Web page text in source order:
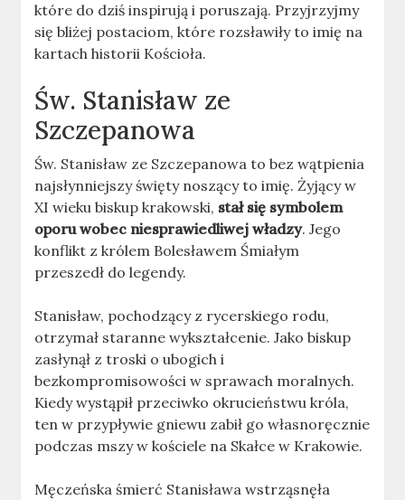
które do dziś inspirują i poruszają. Przyjrzyjmy
się bliżej postaciom, które rozsławiły to imię na
kartach historii Kościoła.
Św. Stanisław ze
Szczepanowa
Św. Stanisław ze Szczepanowa to bez wątpienia
najsłynniejszy święty noszący to imię. Żyjący w
XI wieku biskup krakowski, stał się symbolem
oporu wobec niesprawiedliwej władzy. Jego
konflikt z królem Bolesławem Śmiałym
przeszedł do legendy.
Stanisław, pochodzący z rycerskiego rodu,
otrzymał staranne wykształcenie. Jako biskup
zasłynął z troski o ubogich i
bezkompromisowości w sprawach moralnych.
Kiedy wystąpił przeciwko okrucieństwu króla,
ten w przypływie gniewu zabił go własnoręcznie
podczas mszy w kościele na Skałce w Krakowie.
Męczeńska śmierć Stanisława wstrząsnęła